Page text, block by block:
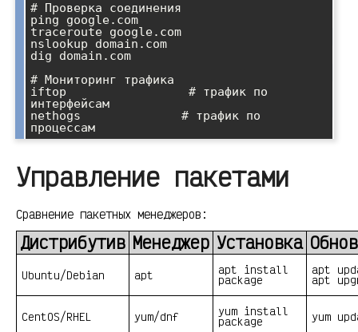
# Проверка соединения
ping google.com
traceroute google.com
nslookup domain.com
dig domain.com
# Мониторинг трафика
iftop                 # трафик по
интерфейсам
nethogs              # трафик по
Управление пакетами
Сравнение пакетных менеджеров:
Дистрибутив Менеджер Установка
Ubuntu/Debian apt apt install
package
apt
apt
CentOS/RHEL yum/dnf yum install
package yum